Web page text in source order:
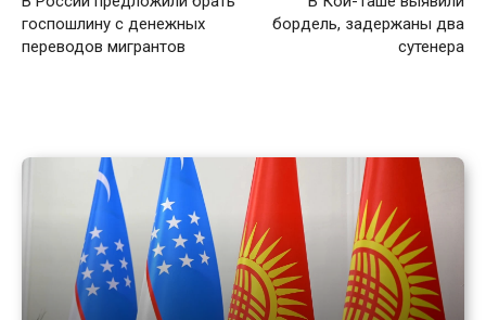
госпошлину с денежных
переводов мигрантов
бордель, задержаны два
сутенера